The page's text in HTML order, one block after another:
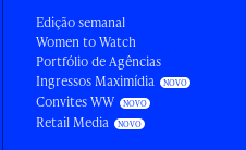
Edição semanal
Women to Watch
Portfólio de Agências
Ingressos Maximídia
Convites WW
Retail Media